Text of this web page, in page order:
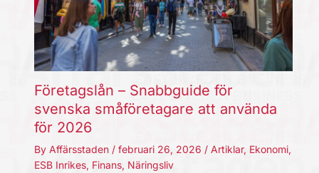
Företagslån – Snabbguide för
svenska småföretagare att använda
för 2026
By Affärsstaden / februari 26, 2026 / Artiklar, Ekonomi,
ESB Inrikes, Finans, Näringsliv